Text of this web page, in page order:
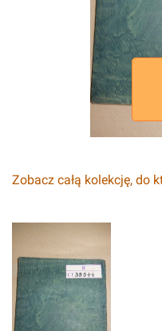
Zobacz całą kolekcję, do